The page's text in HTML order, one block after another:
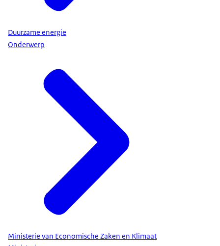
Duurzame energie
Onderwerp
Ministerie van Economische Zaken en Klimaat